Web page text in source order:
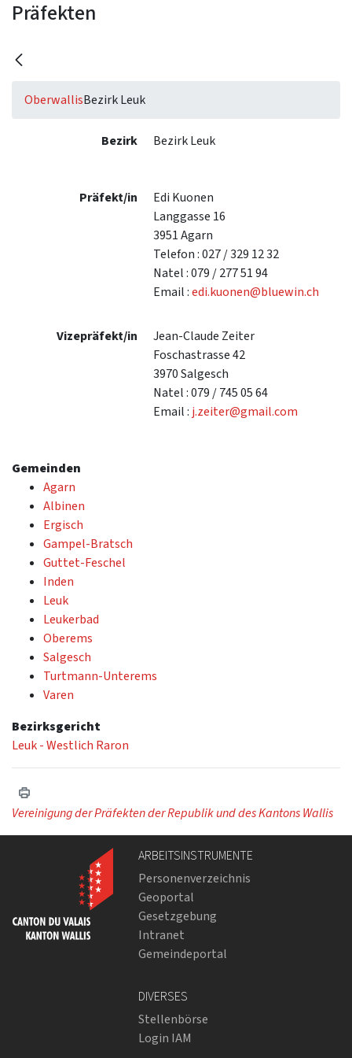
Präfekten
OberwallisBezirk Leuk
Bezirk Bezirk Leuk
Präfekt/in
Edi Kuonen
Langgasse 16
3951 Agarn
Telefon : 027 / 329 12 32
Natel : 079 / 277 51 94
Email :edi.kuonen@bluewin.ch
Vizepräfekt/in
Jean-Claude Zeiter
Foschastrasse 42
3970 Salgesch
Natel : 079 / 745 05 64
Email : j.zeiter@gmail.com
Gemeinden
Agarn
Albinen
Ergisch
Gampel-Bratsch
Guttet-Feschel
Inden
Leuk
Leukerbad
Oberems
Salgesch
Turtmann-Unterems
Varen
Bezirksgericht
Leuk - Westlich Raron
Vereinigung der Präfekten der Republik und des Kantons Wallis
ARBEITSINSTRUMENTE
Personenverzeichnis
Geoportal
Gesetzgebung
Intranet
Gemeindeportal
DIVERSES
Stellenbörse
Login IAM